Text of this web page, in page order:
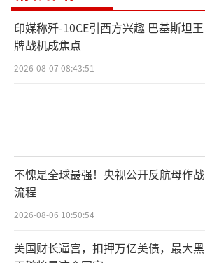
印媒称歼-10CE引西方兴趣 巴基斯坦王
牌战机成焦点
2026-08-07 08:43:51
不愧是全球最强！央视公开反航母作战
流程
2026-08-06 10:50:54
美国财长逼宫，扣押万亿美债，最大黑